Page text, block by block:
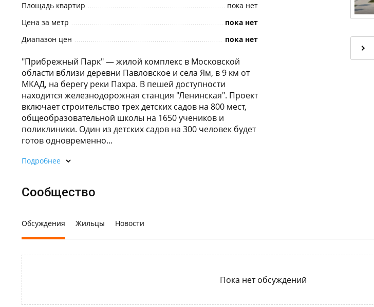
Площадь квартир
пока нет
Цена за метр
пока нет
Диапазон цен
пока нет
"Прибрежный Парк" — жилой комплекс в Московской
области вблизи деревни Павловское и села Ям, в 9 км от
МКАД, на берегу реки Пахра. В пешей доступности
находится железнодорожная станция "Ленинская". Проект
включает строительство трех детских садов на 800 мест,
общеобразовательной школы на 1650 учеников и
поликлиники. Один из детских садов на 300 человек будет
готов одновременно...
Подробнее
Сообщество
Обсуждения Жильцы Новости
Пока нет обсуждений